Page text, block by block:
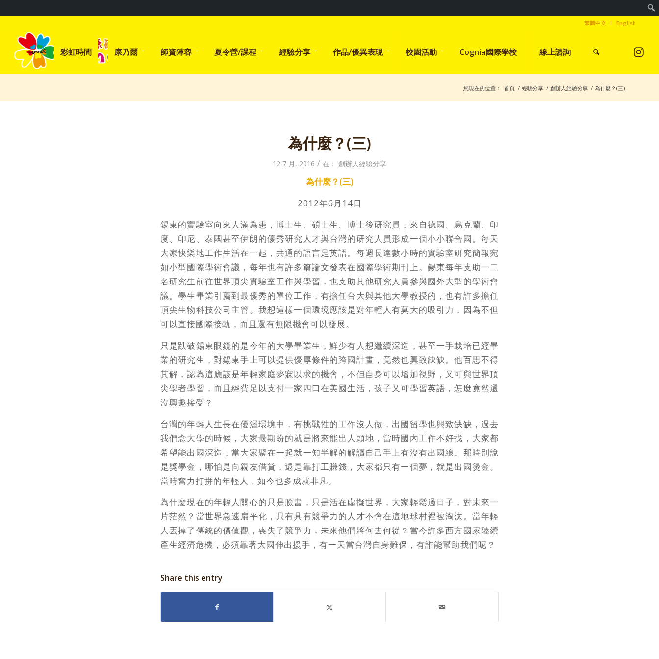
繁體中文 English
彩虹時間 康乃爾 師資陣容 夏令營/課程 經驗分享 作品/優異表現 校園活動 Cognia國際學校 線上諮詢
您現在的位置： 首頁 / 經驗分享 / 創辦人經驗分享 / 為什麼？(三)
為什麼？(三)
12 7 月, 2016 / 在： 創辦人經驗分享
為什麼？(三)
2012年6月14日
錫東的實驗室向來人滿為患，博士生、碩士生、博士後研究員，來自德國、烏克蘭、印
度、印尼、泰國甚至伊朗的優秀研究人才與台灣的研究人員形成一個小小聯合國。每天
大家快樂地工作生活在一起，共通的語言是英語。每週長達數小時的實驗室研究簡報宛
如小型國際學術會議，每年也有許多篇論文發表在國際學術期刊上。錫東每年支助一二
名研究生前往世界頂尖實驗室工作與學習，也支助其他研究人員參與國外大型的學術會
議。學生畢業引薦到最優秀的單位工作，有擔任台大與其他大學教授的，也有許多擔任
頂尖生物科技公司主管。我想這樣一個環境應該是對年輕人有莫大的吸引力，因為不但
可以直接國際接軌，而且還有無限機會可以發展。
只是跌破錫東眼鏡的是今年的大學畢業生，鮮少有人想繼續深造，甚至一手栽培已經畢
業的研究生，對錫東手上可以提供優厚條件的跨國計畫，竟然也興致缺缺。他百思不得
其解，認為這應該是年輕家庭夢寐以求的機會，不但自身可以增加視野，又可與世界頂
尖學者學習，而且經費足以支付一家四口在美國生活，孩子又可學習英語，怎麼竟然還
沒興趣接受？
台灣的年輕人生長在優渥環境中，有挑戰性的工作沒人做，出國留學也興致缺缺，過去
我們念大學的時候，大家最期盼的就是將來能出人頭地，當時國內工作不好找，大家都
希望能出國深造，當大家聚在一起就一知半解的解讀自己手上有沒有出國線。那時別說
是獎學金，哪怕是向親友借貸，還是靠打工賺錢，大家都只有一個夢，就是出國燙金。
當時奮力打拼的年輕人，如今也多成就非凡。
為什麼現在的年輕人關心的只是臉書，只是活在虛擬世界，大家輕鬆過日子，對未來一
片茫然？當世界急速扁平化，只有具有競爭力的人才不會在這地球村裡被淘汰。當年輕
人丟掉了傳統的價值觀，喪失了競爭力，未來他們將何去何從？當今許多西方國家陸續
產生經濟危機，必須靠著大國伸出援手，有一天當台灣自身難保，有誰能幫助我們呢？
Share this entry